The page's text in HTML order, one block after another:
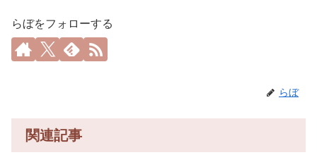
らぼをフォローする
らぼ
関連記事